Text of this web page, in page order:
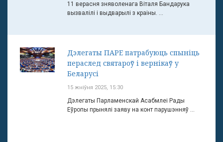
11 верасня зняволенага Віталя Бандарука
вызвалілі і выдварылі з краіны. ...
Дэлегаты ПАРЕ патрабуюць спыніць
пераслед святароў і вернікаў у
Беларусі
15 жніўня 2025, 15:30
Дэлегаты Парламенскай Асабмлеі Рады
Еўропы прынялі заяву на конт парушэнняў ...